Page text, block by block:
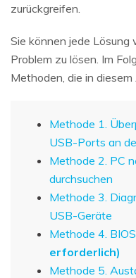
zurückgreifen.
Sie können jede Lösung
Problem zu lösen. Im
Methoden, die in
Methode 1.
USB-Ports an
Methode 2. PC
durchsuchen
Methode 3.
USB-Geräte
Methode 4.
erforderlich)
Methode 5.